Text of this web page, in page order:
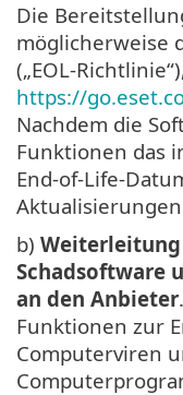
Die
möglicherweise
(„EOL-
https://
Nachdem die
Funktionen das
End-of-Life-
b)
Schadsoftware
an den Anbieter
Funktionen zur
Computerviren